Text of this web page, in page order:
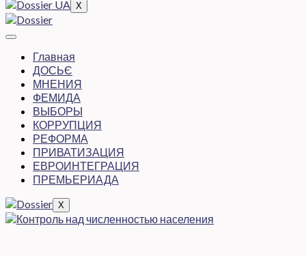
X
Главная
ДОСЬЄ
МНЕНИЯ
ФЕМИДА
ВЫБОРЫ
КОРРУПЦИЯ
РЕФОРМА
ПРИВАТИЗАЦИЯ
ЕВРОИНТЕГРАЦИЯ
ПРЕМЬЕРИАДА
X